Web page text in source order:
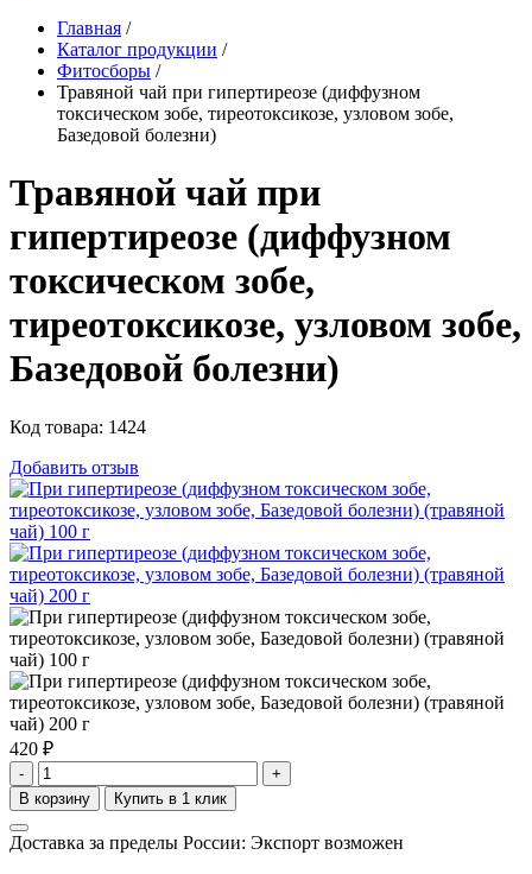
Главная /
Каталог продукции /
Фитосборы /
Травяной чай при гипертиреозе (диффузном
токсическом зобе, тиреотоксикозе, узловом зобе,
Базедовой болезни)
Травяной чай при
гипертиреозе (диффузном
токсическом зобе,
тиреотоксикозе, узловом зобе,
Базедовой болезни)
Код товара: 1424
Добавить отзыв
420 ₽
- +
Доставка за пределы России: Экспорт возможен